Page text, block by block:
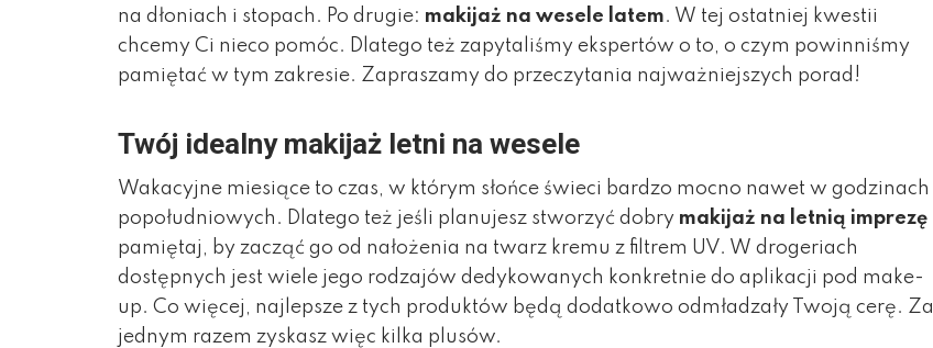
na dłoniach i stopach. Po drugie: makijaż na wesele latem. W tej ostatniej kwestii
chcemy Ci nieco pomóc. Dlatego też zapytaliśmy ekspertów o to, o czym powinniśmy
pamiętać w tym zakresie. Zapraszamy do przeczytania najważniejszych porad!
Twój idealny makijaż letni na wesele
Wakacyjne miesiące to czas, w którym słońce świeci bardzo mocno nawet w godzinach
popołudniowych. Dlatego też jeśli planujesz stworzyć dobry makijaż na letnią imprezę
pamiętaj, by zacząć go od nałożenia na twarz kremu z filtrem UV. W drogeriach
dostępnych jest wiele jego rodzajów dedykowanych konkretnie do aplikacji pod make-
up. Co więcej, najlepsze z tych produktów będą dodatkowo odmładzały Twoją cerę. Za
jednym razem zyskasz więc kilka plusów.